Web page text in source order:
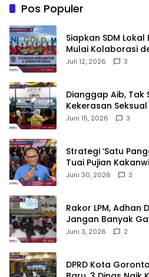
Pos Populer
‎Siapkan SDM
Mulai Kolaborasi
di Gorontalo
Juli 12, 2026 3
‎Dianggap Aib, Tak
Kekerasan
untuk Melapor!‎
Juni 15, 2026 3
Strategi ‘Satu
Tuai Pujian
Sulama‎‎
Juni 30, 2026 3
‎Rakor LPM, Adhan
Jangan Banyak
Juni 3, 2026 2
‎DPRD Kota